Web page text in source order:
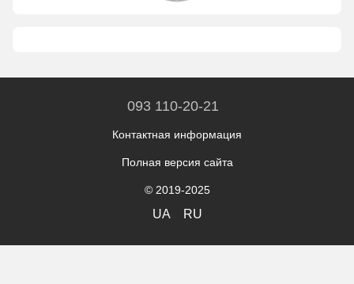
093 110-20-21
Контактная информация
Полная версия сайта
© 2019-2025
UA RU